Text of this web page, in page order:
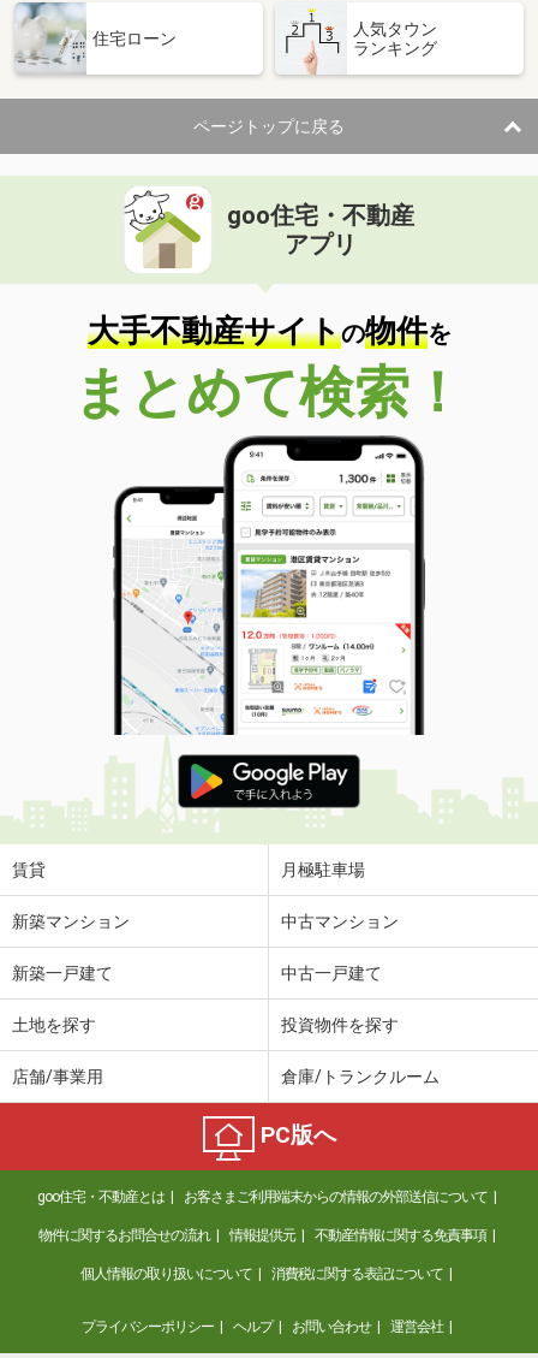
住宅ローン
人気タウン
ランキング
ページトップに戻る
goo住宅・不動産
アプリ
大手不動産サイトの物件を
まとめて検索！
賃貸 月極駐車場
新築マンション 中古マンション
新築一戸建て 中古一戸建て
土地を探す 投資物件を探す
店舗/事業用 倉庫/トランクルーム
PC版へ
goo住宅・不動産とは お客さまご利用端末からの情報の外部送信について
物件に関するお問合せの流れ 情報提供元 不動産情報に関する免責事項
個人情報の取り扱いについて 消費税に関する表記について
プライバシーポリシー ヘルプ お問い合わせ 運営会社